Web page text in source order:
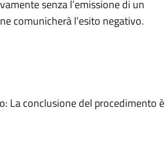
senza l’emissione di un
comunicherà l’esito negativo.
La conclusione del procedimento è